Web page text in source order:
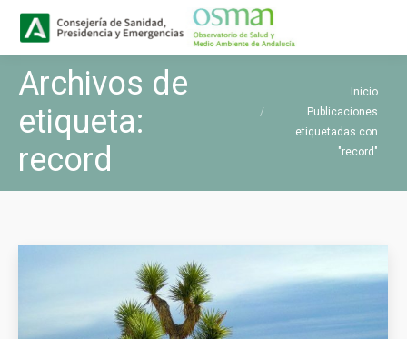
Archivos de
etiqueta:
record
Inicio
Publicaciones
etiquetadas con
"record"